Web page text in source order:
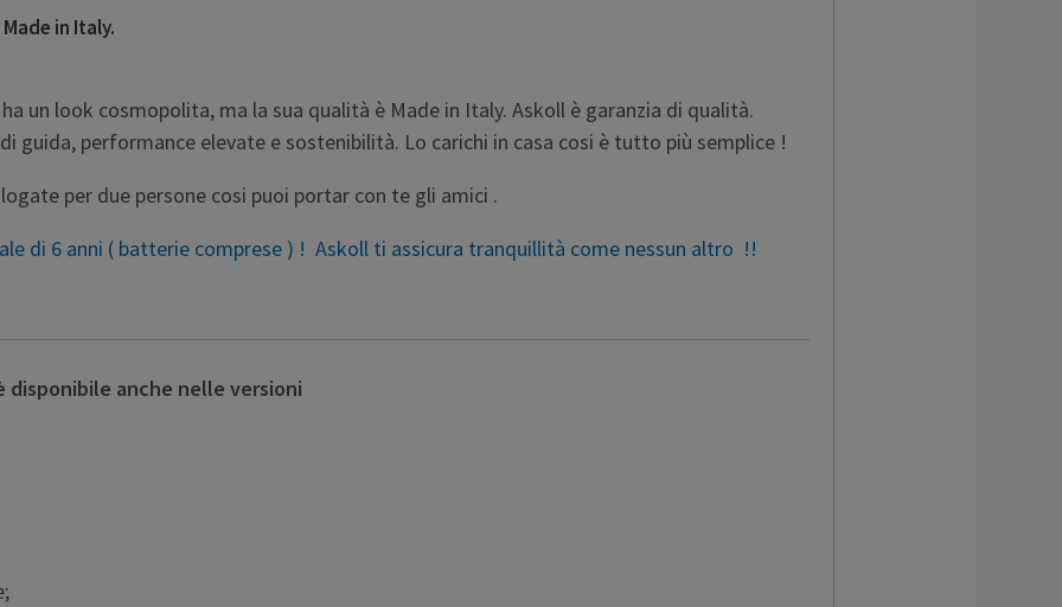
in Italy.
un look cosmopolita, ma la sua qualità è Made in Italy. Askoll è garanzia di qualità.
guida, performance elevate e sostenibilità. Lo carichi in casa cosi è tutto più semplice !
per due persone cosi puoi portar con te gli amici .
di 6 anni ( batterie comprese ) ! Askoll ti assicura tranquillità come nessun altro !!
anche nelle versioni